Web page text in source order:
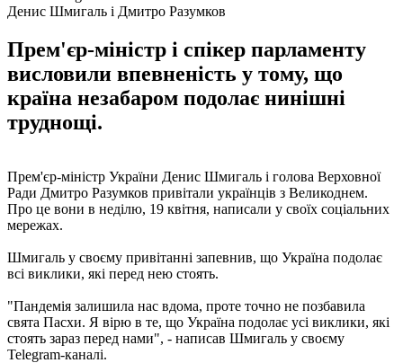
Денис Шмигаль і Дмитро Разумков
Прем'єр-міністр і спікер парламенту
висловили впевненість у тому, що
країна незабаром подолає нинішні
труднощі.
Прем'єр-міністр України Денис Шмигаль і голова Верховної
Ради Дмитро Разумков привітали українців з Великоднем.
Про це вони в неділю, 19 квітня, написали у своїх соціальних
мережах.
Шмигаль у своєму привітанні запевнив, що Україна подолає
всі виклики, які перед нею стоять.
"Пандемія залишила нас вдома, проте точно не позбавила
свята Пасхи. Я вірю в те, що Україна подолає усі виклики, які
стоять зараз перед нами", - написав Шмигаль у своєму
Telegram-каналі.